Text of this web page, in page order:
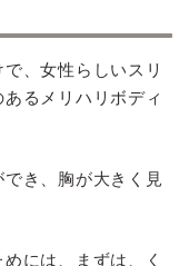
、女性らしいスリ
るメリハリボディ
き、胸が大きく見
には、まずは、く